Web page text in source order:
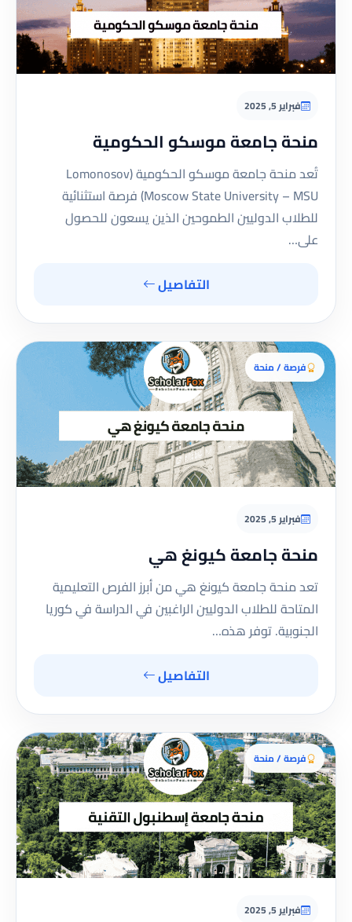
فبراير 5, 2025
منحة جامعة موسكو الحكومية
تُعد منحة جامعة موسكو الحكومية (Lomonosov
Moscow State University – MSU) فرصة استثنائية
للطلاب الدوليين الطموحين الذين يسعون للحصول
على…
التفاصيل
فرصة / منحة
فبراير 5, 2025
منحة جامعة كيونغ هي
تعد منحة جامعة كيونغ هي من أبرز الفرص التعليمية
المتاحة للطلاب الدوليين الراغبين في الدراسة في كوريا
الجنوبية. توفر هذه…
التفاصيل
فرصة / منحة
فبراير 5, 2025